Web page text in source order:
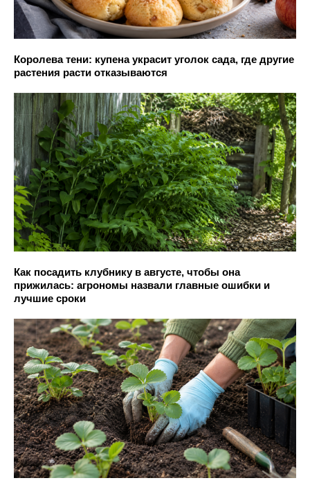
Королева тени: купена украсит уголок сада, где другие
растения расти отказываются
Как посадить клубнику в августе, чтобы она
прижилась: агрономы назвали главные ошибки и
лучшие сроки